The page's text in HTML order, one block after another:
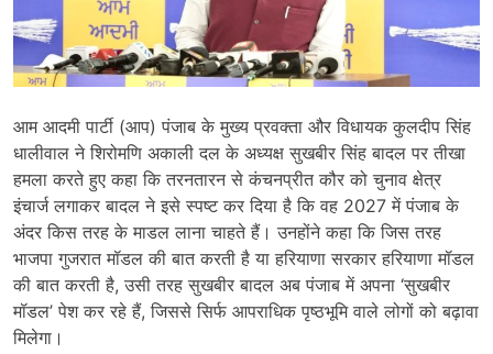
आम आदमी पार्टी (आप) पंजाब के मुख्य प्रवक्ता और विधायक कुलदीप सिंह
धालीवाल ने शिरोमणि अकाली दल के अध्यक्ष सुखबीर सिंह बादल पर तीखा
हमला करते हुए कहा कि तरनतारन से कंचनप्रीत कौर को चुनाव क्षेत्र
इंचार्ज लगाकर बादल ने इसे स्पष्ट कर दिया है कि वह 2027 में पंजाब के
अंदर किस तरह के माडल लाना चाहते हैं। उनहोंने कहा कि जिस तरह
भाजपा गुजरात मॉडल की बात करती है या हरियाणा सरकार हरियाणा मॉडल
की बात करती है, उसी तरह सुखबीर बादल अब पंजाब में अपना ‘सुखबीर
मॉडल’ पेश कर रहे हैं, जिससे सिर्फ आपराधिक पृष्ठभूमि वाले लोगों को बढ़ावा
मिलेगा।